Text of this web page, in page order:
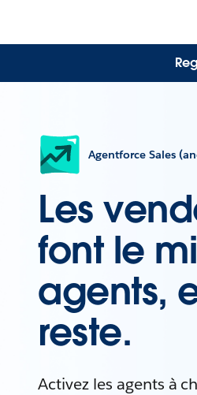
Agentforce Sales
Les
font le
agents,
reste.
Activez les agents à